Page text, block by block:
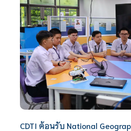
CDTI ต้อนรับ National